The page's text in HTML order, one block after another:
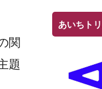
関
題
あいちト